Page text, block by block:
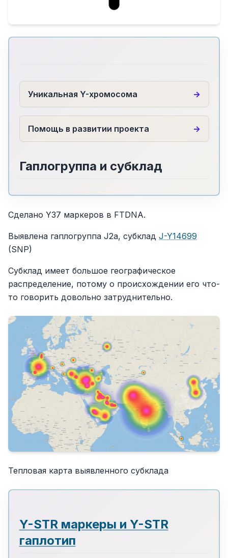
Уникальная Y-хромосома
Помощь в развитии проекта
Гаплогруппа и субклад
Сделано Y37 маркеров в FTDNA.
Выявлена гаплогруппа J2a, субклад J-Y14699
(SNP)
Субклад имеет большое географическое
распределение, потому о происхождении его что-
то говорить довольно затруднительно.
Тепловая карта выявленного субклада
Y-STR маркеры и Y-STR
гаплотип